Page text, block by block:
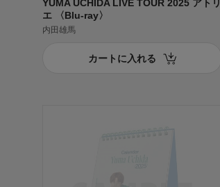
YUMA UCHIDA LIVE TOUR 2025 アトリ
エ 〈Blu-ray〉
内田雄馬
カートに入れる